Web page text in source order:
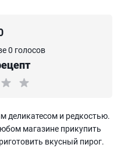
0 голосов
деликатесом и редкостью.
магазине прикупить
вкусный пирог.